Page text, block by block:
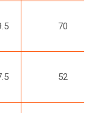
70
52